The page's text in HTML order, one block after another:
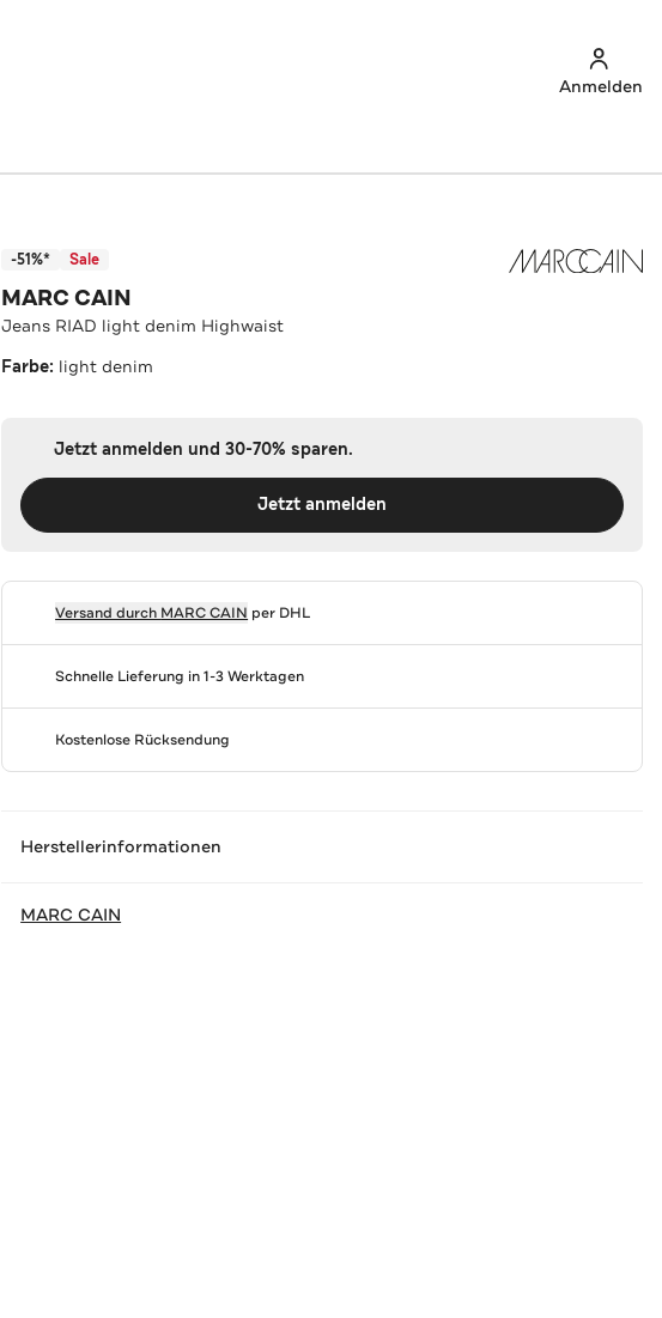
Anmelden
-51%* Sale
MARC CAIN
Jeans RIAD light denim Highwaist
Farbe: light denim
Jetzt anmelden und 30-70% sparen.
Jetzt anmelden
Versand durch MARC CAIN per DHL
Schnelle Lieferung in 1-3 Werktagen
Kostenlose Rücksendung
Herstellerinformationen
MARC CAIN